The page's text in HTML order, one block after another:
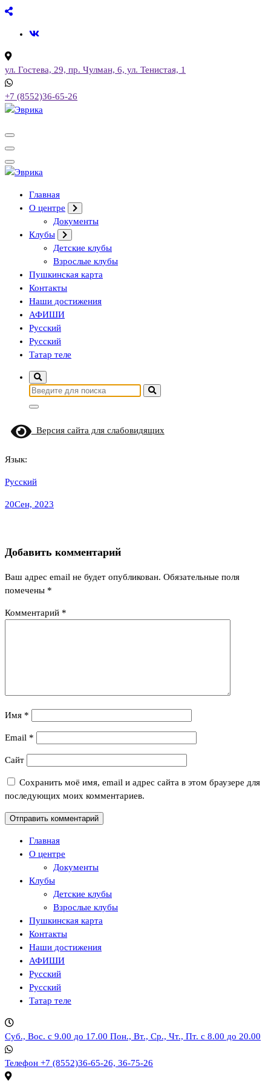
Перейти
содержимому
ул. Гостева, 29, пр. Чулман, 6, ул. Тенистая, 1
+7 (8552)36-65-26
Городской культурный центр, г. Набережные Челны
Городской культурный центр, г. Набережные Челны
Главная
О центре
Документы
Клубы
Детские клубы
Взрослые клубы
Пушкинская карта
Контакты
Наши достижения
АФИШИ
Русский
Русский
Татар теле
Найти:
Версия сайта для слабовидящих
Язык:
Русский
20Сен, 2023
Добавить комментарий
Ваш адрес email не будет опубликован. Обязательные поля
помечены *
Комментарий *
Имя *
Email *
Сайт
Сохранить моё имя, email и адрес сайта в этом браузере для
последующих моих комментариев.
Главная
О центре
Документы
Клубы
Детские клубы
Взрослые клубы
Пушкинская карта
Контакты
Наши достижения
АФИШИ
Русский
Русский
Татар теле
Суб., Вос. с 9.00 до 17.00 Пон., Вт., Ср., Чт., Пт. с 8.00 до 20.00
Телефон +7 (8552)36-65-26, 36-75-26